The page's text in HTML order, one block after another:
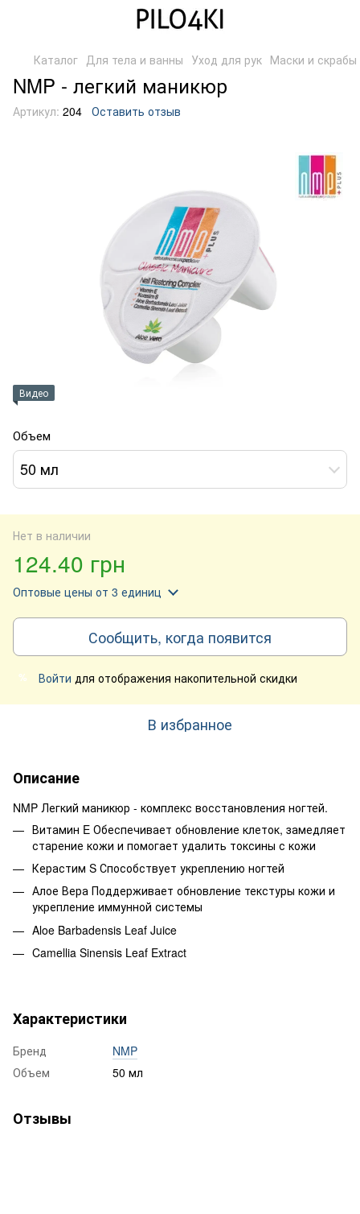
Каталог Для тела и ванны Уход для рук Маски и скрабы
NMP - легкий маникюр
Артикул: 204 Оставить отзыв
Видео
Объем
50 мл
Нет в наличии
124.40 грн
Оптовые цены от 3 единиц
Сообщить, когда появится
% Войти для отображения накопительной скидки
В избранное
Описание
NMP Легкий маникюр - комплекс восстановления ногтей.
Витамин E Обеспечивает обновление клеток, замедляет
старение кожи и помогает удалить токсины с кожи
Керастим S Способствует укреплению ногтей
Алое Вера Поддерживает обновление текстуры кожи и
укрепление иммунной системы
Aloe Barbadensis Leaf Juice
Camellia Sinensis Leaf Extract
Характеристики
Бренд
NMP
Объем
50 мл
Отзывы